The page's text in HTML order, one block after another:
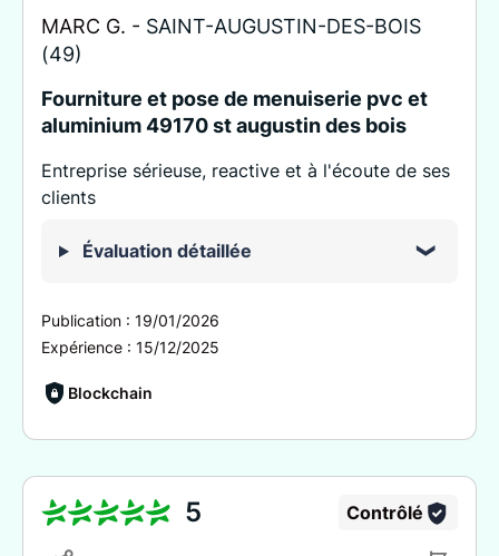
MARC G. - SAINT-AUGUSTIN-DES-BOIS
(49)
Fourniture et pose de menuiserie pvc et
aluminium 49170 st augustin des bois
Entreprise sérieuse, reactive et à l'écoute de ses
clients
Évaluation détaillée
Publication : 19/01/2026
Expérience : 15/12/2025
Blockchain
5 Contrôlé